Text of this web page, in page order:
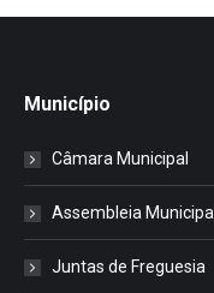
Município
Câmara Municipal
Assembleia Municipal
Juntas de Freguesia